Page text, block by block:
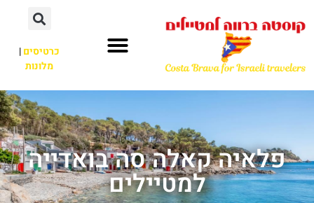
כרטיסים|
מלונות
פלאיה קאלה סה בואדייה
למטיילים